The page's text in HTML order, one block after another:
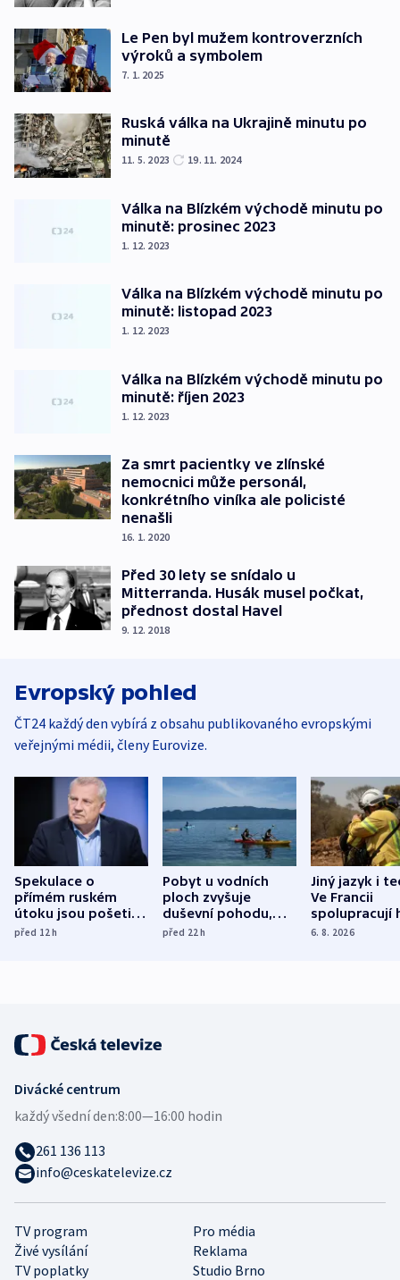
Le Pen byl mužem kontroverzních
výroků a symbolem
7. 1. 2025
Ruská válka na Ukrajině minutu po
minutě
11. 5. 2023 19. 11. 2024
Válka na Blízkém východě minutu po
minutě: prosinec 2023
1. 12. 2023
Válka na Blízkém východě minutu po
minutě: listopad 2023
1. 12. 2023
Válka na Blízkém východě minutu po
minutě: říjen 2023
1. 12. 2023
Za smrt pacientky ve zlínské
nemocnici může personál,
konkrétního viníka ale policisté
nenašli
16. 1. 2020
Před 30 lety se snídalo u
Mitterranda. Husák musel počkat,
přednost dostal Havel
9. 12. 2018
Evropský pohled
ČT24 každý den vybírá z obsahu publikovaného evropskými
veřejnými médii, členy Eurovize.
Spekulace o
přímém ruském
útoku jsou pošetilé,
míní estonský
před 12h
Pobyt u vodních
ploch zvyšuje
duševní pohodu,
ukázala
před 22h
Jiný jazyk i
Ve Francii
spolupracují
různých zemí
6. 8. 2026
TV program
Pro média
Živé vysílání
Reklama
TV poplatky
Studio Brno
Divácké centrum
každý všední den:8:00—16:00 hodin
261 136 113
info@ceskatelevize.cz